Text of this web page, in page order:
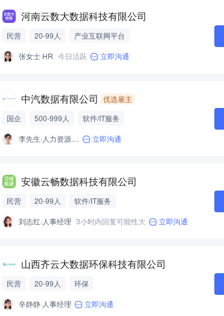
河南云数大数据科技有限公司
民营 20-99人
产业互联网平台
张女士·HR 今日活跃 立即沟通
中汽数据有限公司 优选雇主
国企
500-999人
软件/IT服务
李先生·人力资源经理
立即沟通
安徽云畅数据科技有限公司
民营 20-99人
软件/IT服务
刘志红·人事经理 3小时内回复可能性大 立即沟通
山西齐云大数据环保科技有限公司
民营 20-99人
环保
辛静静·人事经理
立即沟通